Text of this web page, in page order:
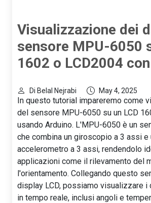
Visualizzazione dei
sensore MPU-6050
1602 o LCD2004
Di Belal Nejrabi May 4, 2025
In questo tutorial impareremo come
del sensore MPU-6050 su un LCD
usando Arduino. L'MPU-6050 è un
che combina un giroscopio a 3 assi e
accelerometro a 3 assi, rendendolo
applicazioni come il rilevamento del
l'orientamento. Collegando questo
display LCD, possiamo visualizzare i
in tempo reale, inclusi angoli e